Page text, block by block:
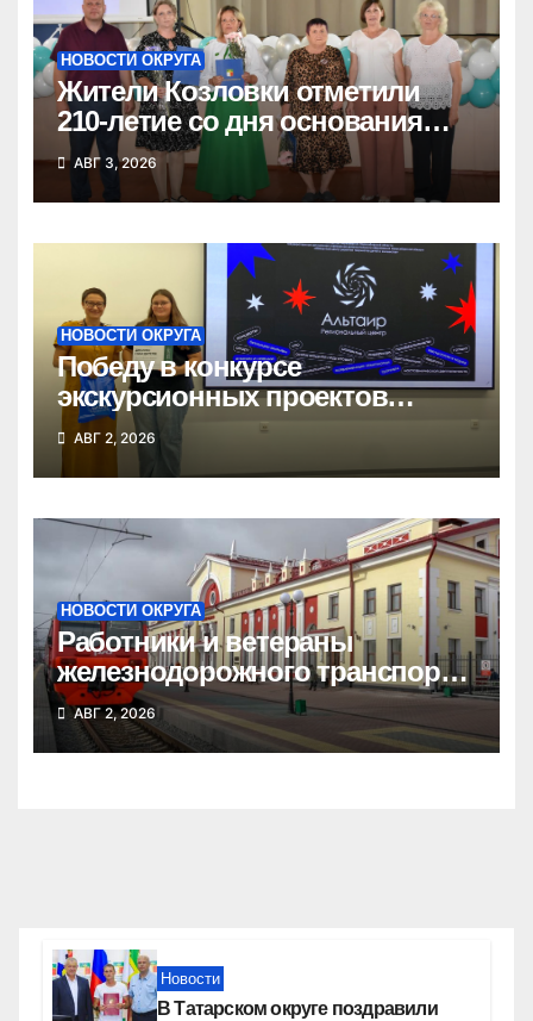
НОВОСТИ ОКРУГА
Жители Козловки отметили
210-летие со дня основания
села
АВГ 3, 2026
НОВОСТИ ОКРУГА
Победу в конкурсе
экскурсионных проектов
одержала школьница из
Татарска
АВГ 2, 2026
НОВОСТИ ОКРУГА
Работники и ветераны
железнодорожного транспорта
Татарского округа принимают
поздравления
АВГ 2, 2026
Новости
В Татарском округе поздравили